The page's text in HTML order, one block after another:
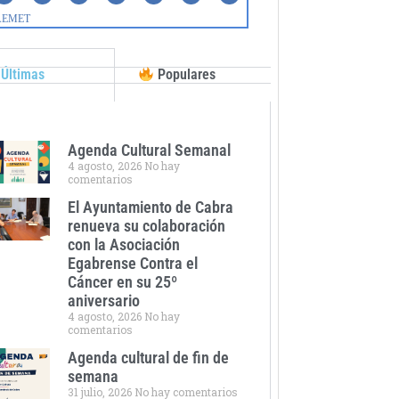
Populares
Agenda Cultural Semanal
4 agosto, 2026 No hay
comentarios
El Ayuntamiento de Cabra
renueva su colaboración
con la Asociación
Egabrense Contra el
Cáncer en su 25º
aniversario
4 agosto, 2026 No hay
comentarios
Agenda cultural de fin de
semana
31 julio, 2026 No hay comentarios